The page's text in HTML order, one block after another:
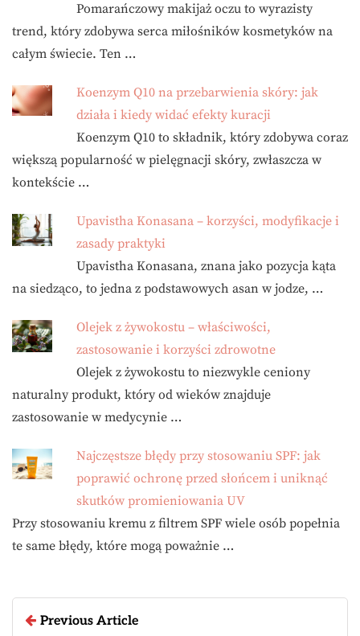
Pomarańczowy makijaż oczu to wyrazisty
trend, który zdobywa serca miłośników kosmetyków na
całym świecie. Ten …
Koenzym Q10 na przebarwienia skóry: jak
działa i kiedy widać efekty kuracji
Koenzym Q10 to składnik, który zdobywa coraz
większą popularność w pielęgnacji skóry, zwłaszcza w
kontekście …
Upavistha Konasana – korzyści, modyfikacje i
zasady praktyki
Upavistha Konasana, znana jako pozycja kąta
na siedząco, to jedna z podstawowych asan w jodze, …
Olejek z żywokostu – właściwości,
zastosowanie i korzyści zdrowotne
Olejek z żywokostu to niezwykle ceniony
naturalny produkt, który od wieków znajduje
zastosowanie w medycynie …
Najczęstsze błędy przy stosowaniu SPF: jak
poprawić ochronę przed słońcem i uniknąć
skutków promieniowania UV
Przy stosowaniu kremu z filtrem SPF wiele osób popełnia
te same błędy, które mogą poważnie …
Previous Article